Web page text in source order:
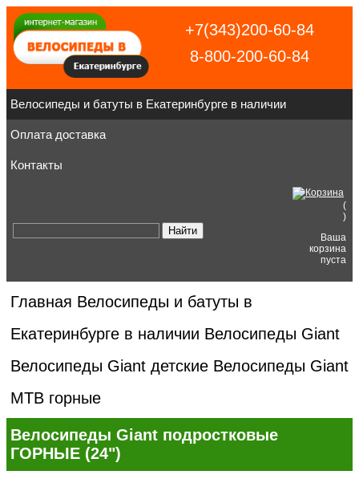
+7(343)200-60-84
8-800-200-60-84
Велосипеды и батуты в Екатеринбурге в наличии
Оплата доставка
Контакты
(
)
Ваша
корзина
пуста
Главная Велосипеды и батуты в
Екатеринбурге в наличии Велосипеды Giant
Велосипеды Giant детские Велосипеды Giant
MTB горные
Велосипеды Giant подростковые
ГОРНЫЕ (24")